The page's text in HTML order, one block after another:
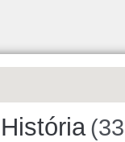
História